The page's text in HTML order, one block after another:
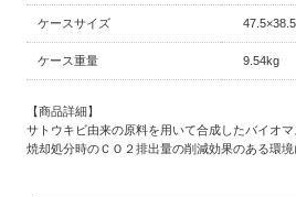
ケースサイズ
ケース重量 9.54kg
【商品詳細】
サトウキビ由来の原料を用いて合成したバイオ
焼却処分時のＣＯ２排出量の削減効果のある環境